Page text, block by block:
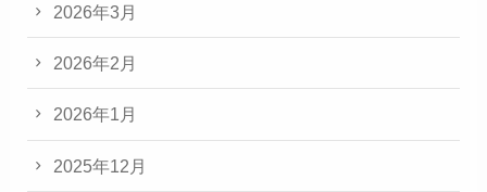
2026年3月
2026年2月
2026年1月
2025年12月